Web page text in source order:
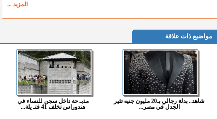
المزيد ...
مواضيع ذات علاقة
شاهد.. بدلة رجالي بـ20 مليون جنيه تثير
الجدل في مصر...
مذبـ حة داخل سجن للنساء في
هندوراس تخلف 41 قتـ يلة...